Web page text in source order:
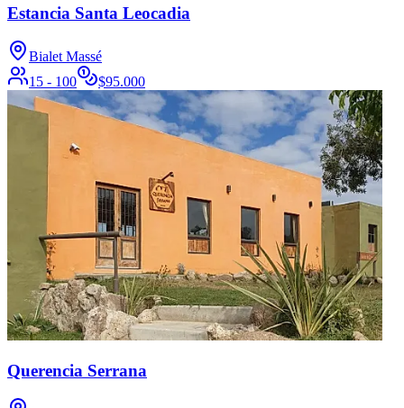
Estancia Santa Leocadia
Bialet Massé
15 - 100
$95.000
Querencia Serrana